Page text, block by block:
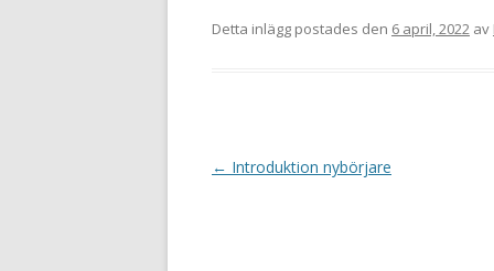
Detta inlägg postades den 6 april, 2022 av
I← Introduktion nybörjare